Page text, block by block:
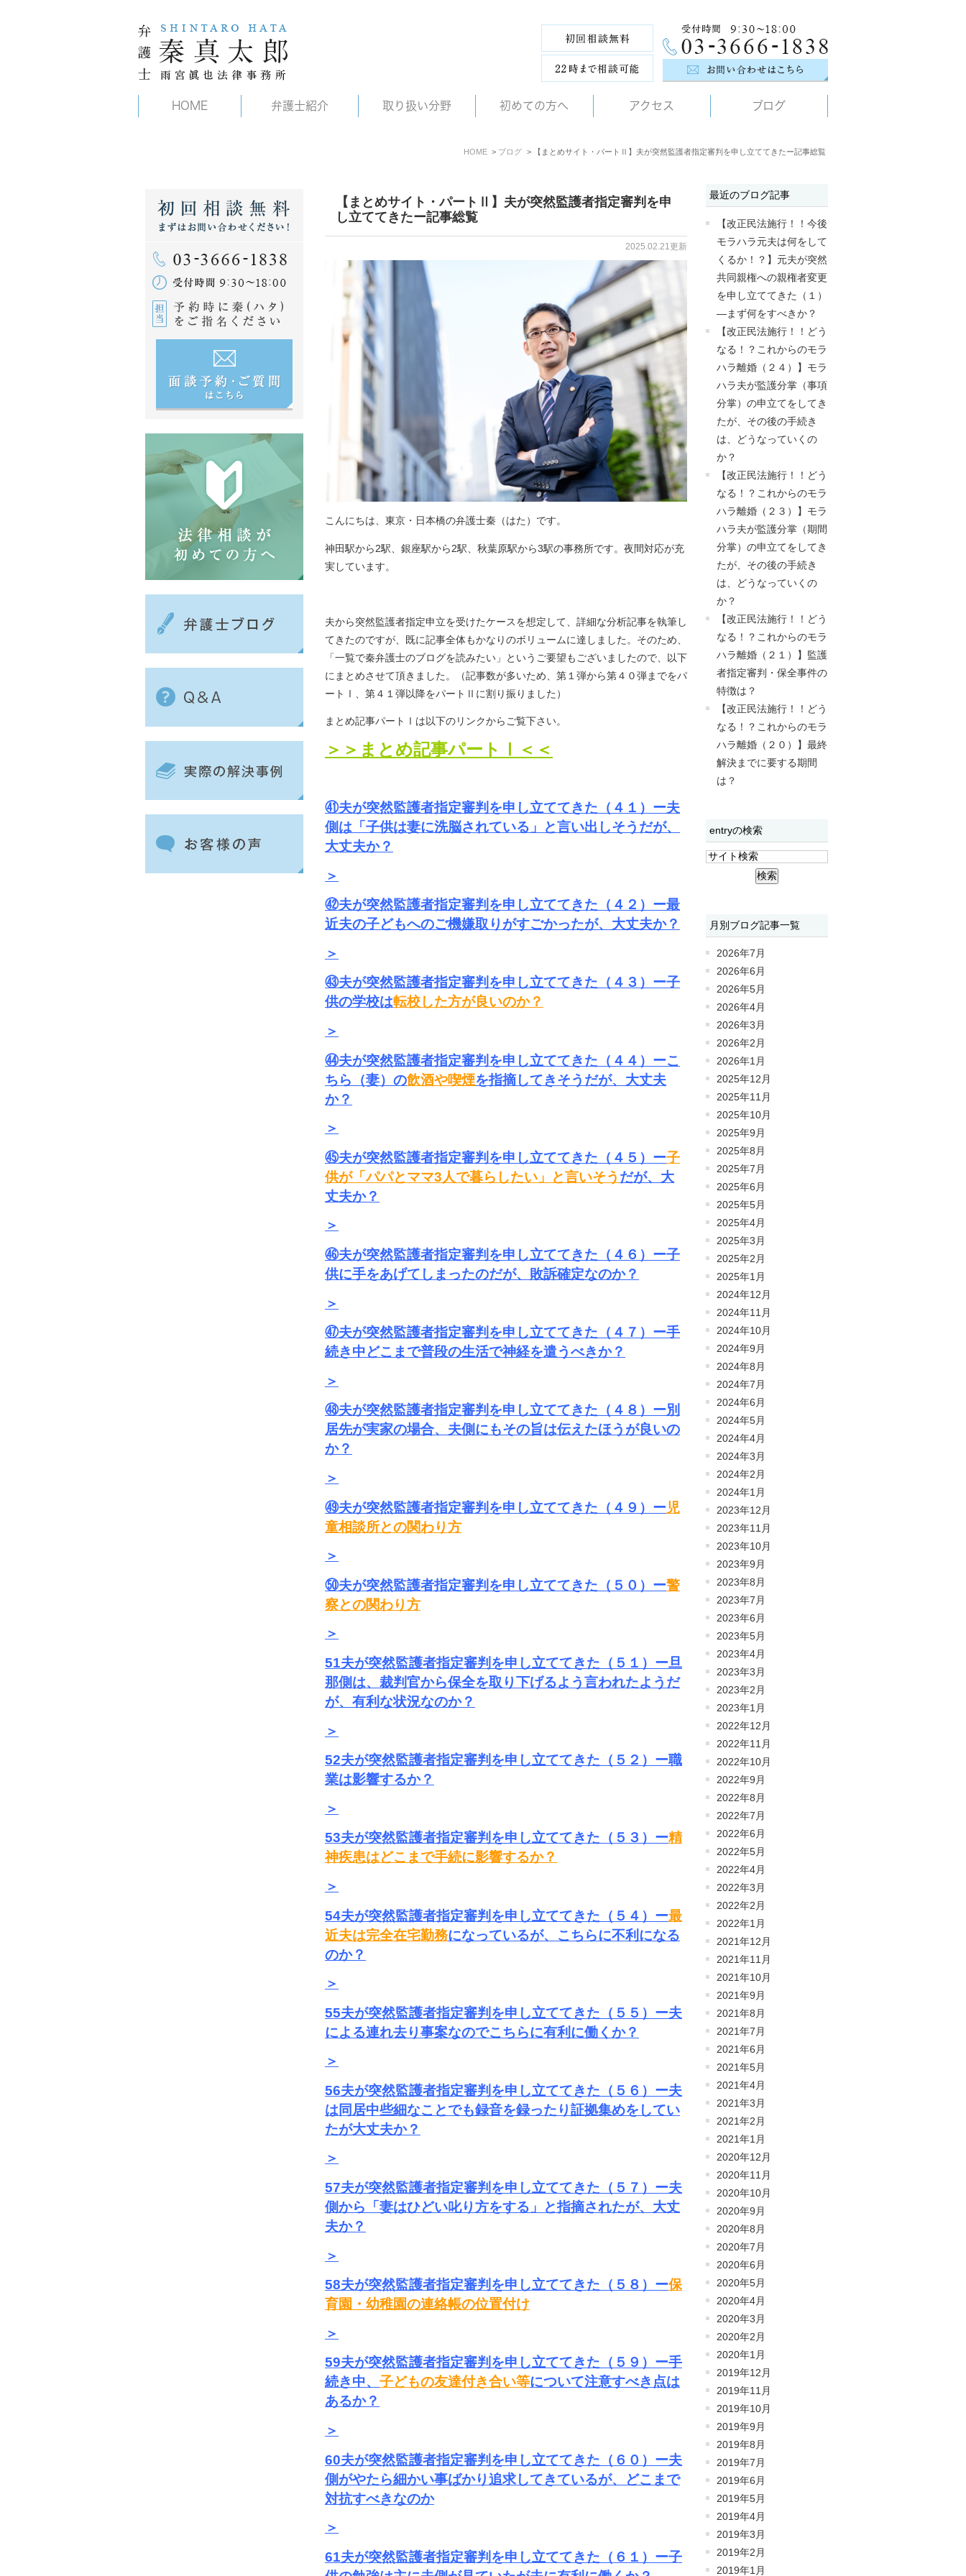
HOME 弁護士紹介 取り扱い分野 初めての方へ アクセス ブログ
HOME ブログ 【まとめサイト・パートⅡ】夫が突然監護者指定審判を申し立ててきたー記事総覧
【まとめサイト・パートⅡ】夫が突然監護者指定審判を申
し立ててきたー記事総覧
2025.02.21更新
こんにちは、東京・日本橋の弁護士秦（はた）です。
神田駅から2駅、銀座駅から2駅、秋葉原駅から3駅の事務所です。夜間対応が充
実しています。
夫から突然監護者指定申立を受けたケースを想定して、詳細な分析記事を執筆し
てきたのですが、既に記事全体もかなりのボリュームに達しました。そのため、
「一覧で秦弁護士のブログを読みたい」というご要望もございましたので、以下
にまとめさせて頂きました。（記事数が多いため、第１弾から第４０弾までをパ
ートⅠ、第４１弾以降をパートⅡに割り振りました）
まとめ記事パートⅠは以下のリンクからご覧下さい。
＞＞まとめ記事パートⅠ＜＜
㊶夫が突然監護者指定審判を申し立ててきた（４１）ー夫
側は「子供は妻に洗脳されている」と言い出しそうだが、
大丈夫か？
＞
㊷夫が突然監護者指定審判を申し立ててきた（４２）ー最
近夫の子どもへのご機嫌取りがすごかったが、大丈夫か？
＞
㊸夫が突然監護者指定審判を申し立ててきた（４３）ー子
供の学校は転校した方が良いのか？
＞
㊹夫が突然監護者指定審判を申し立ててきた（４４）ーこ
ちら（妻）の飲酒や喫煙を指摘してきそうだが、大丈夫
か？
＞
㊺夫が突然監護者指定審判を申し立ててきた（４５）ー子
供が「パパとママ3人で暮らしたい」と言いそう だが、大
丈夫か？
＞
㊻夫が突然監護者指定審判を申し立ててきた（４６）ー子
供に手をあげてしまったのだが、敗訴確定なのか？
＞
㊼夫が突然監護者指定審判を申し立ててきた（４７）ー手
続き中どこまで普段の生活で神経を遣うべきか？
＞
㊽夫が突然監護者指定審判を申し立ててきた（４８）ー別
居先が実家の場合、夫側にもその旨は伝えたほうが良いの
か？
＞
㊾夫が突然監護者指定審判を申し立ててきた（４９）ー児
童相談所との関わり方
＞
㊿夫が突然監護者指定審判を申し立ててきた（５０）ー警
察との関わり方
＞
51夫が突然監護者指定審判を申し立ててきた（５１）ー旦
那側は、裁判官から保全を取り下げるよう言われたようだ
が、有利な状況なのか？
＞
52夫が突然監護者指定審判を申し立ててきた（５２）ー職
業は影響するか？
＞
53夫が突然監護者指定審判を申し立ててきた（５３）ー精
神疾患はどこまで手続に影響するか？
＞
54夫が突然監護者指定審判を申し立ててきた（５４）ー最
近夫は完全在宅勤務になっているが、こちらに不利になる
のか？
＞
55夫が突然監護者指定審判を申し立ててきた（５５）ー夫
による連れ去り事案なのでこちらに有利に働くか？
＞
56夫が突然監護者指定審判を申し立ててきた（５６）ー夫
は同居中些細なことでも録音を録ったり証拠集めをしてい
たが大丈夫か？
＞
57夫が突然監護者指定審判を申し立ててきた（５７）ー夫
側から「妻はひどい叱り方をする」と指摘されたが、大丈
夫か？
＞
58夫が突然監護者指定審判を申し立ててきた（５８）ー保
育園・幼稚園の連絡帳の位置付け
＞
59夫が突然監護者指定審判を申し立ててきた（５９）ー手
続き中、 子どもの友達付き合い等について注意すべき点は
あるか？
＞
60夫が突然監護者指定審判を申し立ててきた（６０）ー夫
側がやたら細かい事ばかり追求してきているが、どこまで
対抗すべきなのか
＞
61夫が突然監護者指定審判を申し立ててきた（６１）ー子
最近のブログ記事
【改正民法施行！！今後
モラハラ元夫は何をして
くるか！？】元夫が突然
共同親権への親権者変更
を申し立ててきた（１）
―まず何をすべきか？
【改正民法施行！！どう
なる！？これからのモラ
ハラ離婚（２４）】モラ
ハラ夫が監護分掌（事項
分掌）の申立てをしてき
たが、その後の手続き
は、どうなっていくの
か？
【改正民法施行！！どう
なる！？これからのモラ
ハラ離婚（２３）】モラ
ハラ夫が監護分掌（期間
分掌）の申立てをしてき
たが、その後の手続き
は、どうなっていくの
か？
【改正民法施行！！どう
なる！？これからのモラ
ハラ離婚（２１）】監護
者指定審判・保全事件の
特徴は？
【改正民法施行！！どう
なる！？これからのモラ
ハラ離婚（２０）】最終
解決までに要する期間
は？
entryの検索
月別ブログ記事一覧
2026年7月
2026年6月
2026年5月
2026年4月
2026年3月
2026年2月
2026年1月
2025年12月
2025年11月
2025年10月
2025年9月
2025年8月
2025年7月
2025年6月
2025年5月
2025年4月
2025年3月
2025年2月
2025年1月
2024年12月
2024年11月
2024年10月
2024年9月
2024年8月
2024年7月
2024年6月
2024年5月
2024年4月
2024年3月
2024年2月
2024年1月
2023年12月
2023年11月
2023年10月
2023年9月
2023年8月
2023年7月
2023年6月
2023年5月
2023年4月
2023年3月
2023年2月
2023年1月
2022年12月
2022年11月
2022年10月
2022年9月
2022年8月
2022年7月
2022年6月
2022年5月
2022年4月
2022年3月
2022年2月
2022年1月
2021年12月
2021年11月
2021年10月
2021年9月
2021年8月
2021年7月
2021年6月
2021年5月
2021年4月
2021年3月
2021年2月
2021年1月
2020年12月
2020年11月
2020年10月
2020年9月
2020年8月
2020年7月
2020年6月
2020年5月
2020年4月
2020年3月
2020年2月
2020年1月
2019年12月
2019年11月
2019年10月
2019年9月
2019年8月
2019年7月
2019年6月
2019年5月
2019年4月
2019年3月
2019年2月
2019年1月